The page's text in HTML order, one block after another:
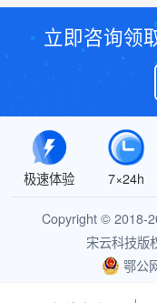
立即咨询领
极速体验 7×24h
Copyright © 2018-
宋云科技版
鄂公